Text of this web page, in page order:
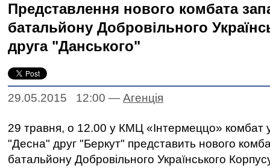
Представлення нового комбата
батальйону Добровільного
друга "Данського"
29.05.2015 12:00 — Агенцiя
29 травня, о 12.00 у КМЦ «Інтермеццо» комбат
"Десна" друг "Беркут" представить нового
батальйону Добровільного Українського